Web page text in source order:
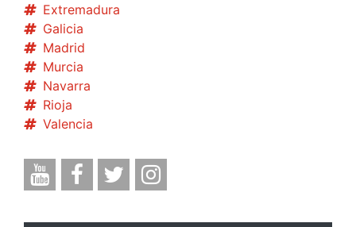
Extremadura
Galicia
Madrid
Murcia
Navarra
Rioja
Valencia